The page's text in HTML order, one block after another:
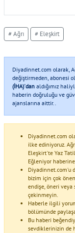
# Ağrı # Eleşkirt
Diyadinnet.com olarak,
değiştirmeden, abonesi
(İHA)'dan aldığımız
haberin doğruluğu ve
ajanslarına aittir..
Diyadinnet.com
ilke ediniyoruz.
Eleşkirt'te Yaz
Eğleniyor
Diyadinnet.com'u
bizim için çok
endişe, öneri
çekinmeyin.
Haberle ilgili
bölümünde
Bu haberi
sevdiklerinizin de